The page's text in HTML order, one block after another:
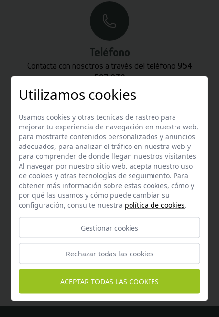
Teléfono
Contacta con nosotros a través del teléfono 954
587 870
Whatsapp
Puedes escribirnos por whatsapp
+34 680 27 45 40
Utilizamos cookies
Usamos cookies y otras tecnicas de rastreo para
mejorar tu experiencia de navegación en nuestra web,
para mostrarte contenidos personalizados y anuncios
adecuados, para analizar el tráfico en nuestra web y
para comprender de donde llegan nuestros visitantes.
Al navegar por nuestro sitio web, acepta nuestro uso
de cookies y otras tecnologías de seguimiento. Para
obtener más información sobre estas cookies, cómo y
por qué las usamos y cómo puede cambiar su
configuración, consulte nuestra política de cookies.
Gestionar cookies
Rechazar todas las cookies
ACEPTAR TODAS LAS COOKIES